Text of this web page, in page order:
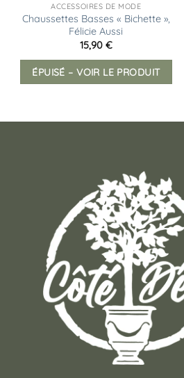
ACCESSOIRES DE MODE
Chaussettes Basses « Bichette »,
Félicie Aussi
15,90 €
ÉPUISÉ – VOIR LE PRODUIT